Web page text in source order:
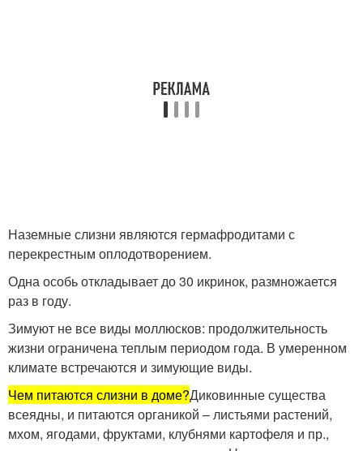
Наземные слизни являются гермафродитами с
перекрестным оплодотворением.
Одна особь откладывает до 30 икринок, размножается
раз в году.
Зимуют не все виды моллюсков: продолжительность
жизни ограничена теплым периодом года. В умеренном
климате встречаются и зимующие виды.
Чем питаются слизни в доме?Диковинные существа
всеядны, и питаются органикой – листьями растений,
мхом, ягодами, фруктами, клубнями картофеля и пр.,